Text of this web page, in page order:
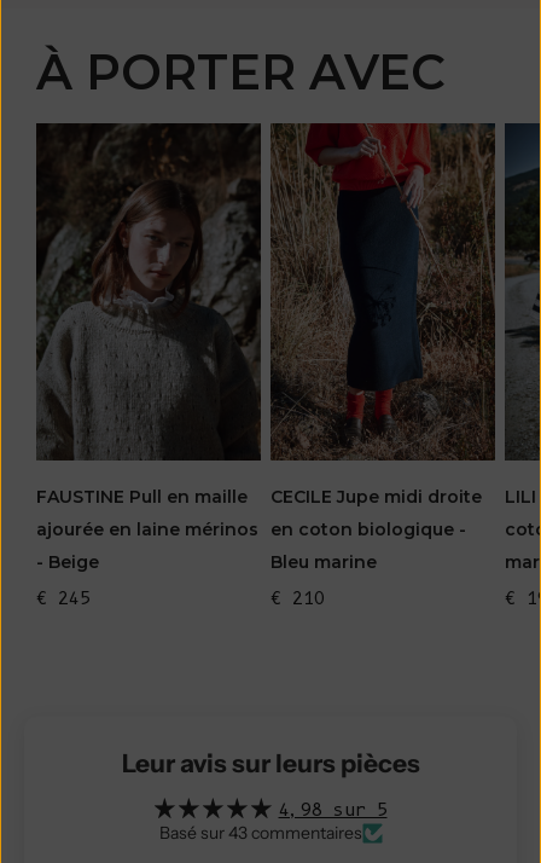
À PORTER AVEC
FAUSTINE Pull en maille
ajourée en laine mérinos
- Beige
€ 245
CECILE Jupe midi droite
en coton biologique -
Bleu marine
€ 210
€
Leur avis sur leurs pièces
4,98 sur 5
Basé sur 43 commentaires